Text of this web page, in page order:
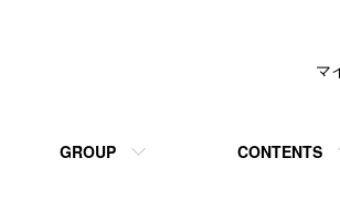
GROUP CONTENTS
マ